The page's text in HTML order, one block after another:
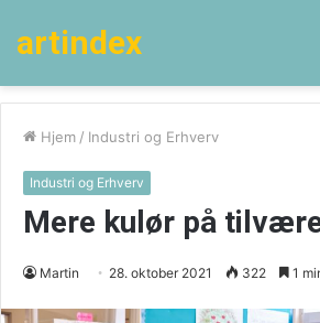
artindex
Hjem / Industri og Erhverv
Industri og Erhverv
Mere kulør på
Martin 28. oktober 2021 322 1